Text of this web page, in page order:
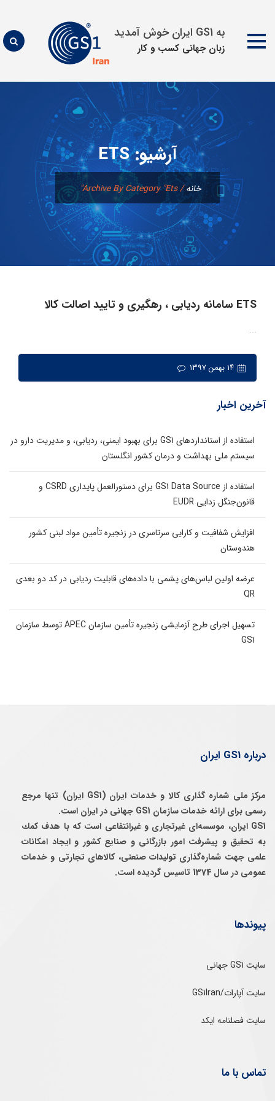
به GS1 ایران خوش آمدید
زبان جهانی كسب و كار
محتوا
آرشیو:ETS
خانه/
Archive By Category "ets"
ETS سامانه ردیابی ، رهگیری و تایید اصالت کالا
...
۱۴ بهمن ۱۳۹۷
آخرین اخبار
استفاده از استانداردهای GS1 برای بهبود ایمنی، ردیابی، و مدیریت دارو در
سیستم ملی بهداشت و درمان کشور انگلستان
استفاده از GS1 Data Source برای دستورالعمل پایداری CSRD و
قانون‌جنگل زدایی EUDR
افزایش شفافیت و کارایی سرتاسری در زنجیره تأمین مواد لبنی کشور
هندوستان
عرضه اولین لباس‌های پشمی با داده‌های قابلیت ردیابی در کد دو بعدی
QR
تسهیل اجرای طرح آزمایشی زنجیره تأمین سازمان APEC توسط سازمان
GS1
درباره GS1 ایران
مرکز ملی شماره گذاری کالا و خدمات ایران (GS1 ایران) تنها مرجع
رسمی برای ارائه خدمات سازمان GS1 جهانی در ایران است.
GS1 ایران، موسسه‌ای غيرتجاری و غيرانتفاعی است كه با هدف كمك
به تحقيق و پيشرفت امور بازرگانی و صنايع كشور و ايجاد امكانات
علمی جهت شماره‌گذاری توليدات صنعتی، كالاهای تجارتی و خدمات
عمومی در سال 1374 تاسيس گرديده است.
پیوندها
سایت GS1 جهانی
سایت آپارات/GS1Iran
سایت فصلنامه ایکد
تماس با ما